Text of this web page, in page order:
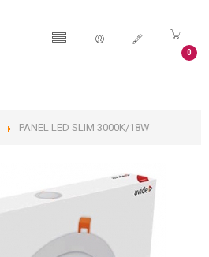
0
PANEL LED SLIM 3000K/18W